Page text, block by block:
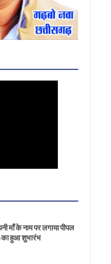
माँ के नाम पर लगाया पीपल
का हुआ शुभारंभ